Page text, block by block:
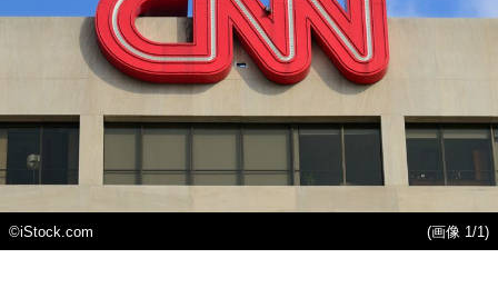
©iStock.com (画像 1/1)